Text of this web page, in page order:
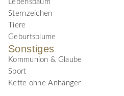
Lebensbaum
Sternzeichen
Tiere
Geburtsblume
Sonstiges
Kommunion & Glaube
Sport
Kette ohne Anhänger